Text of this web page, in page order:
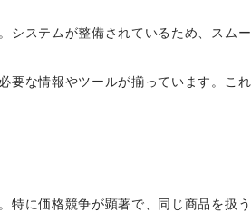
ステムが整備されているため、スム
な情報やツールが揃っています。こ
に価格競争が顕著で、同じ商品を扱